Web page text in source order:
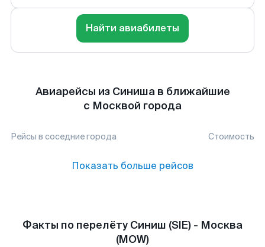
Найти авиабилеты
Авиарейсы из Синиша в ближайшие
с Москвой города
Рейсы в соседние города Стоимость
Показать больше рейсов
Факты по перелёту Синиш (SIE) - Москва
(MOW)